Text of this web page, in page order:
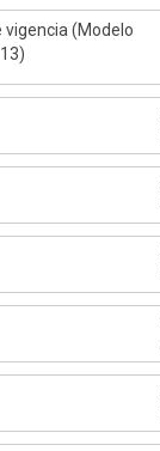
vigencia (Modelo
13)